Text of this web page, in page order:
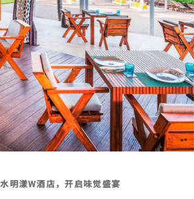
明漾W酒店，开启味觉盛宴